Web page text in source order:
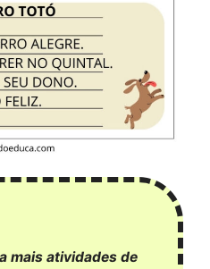
mais atividades de